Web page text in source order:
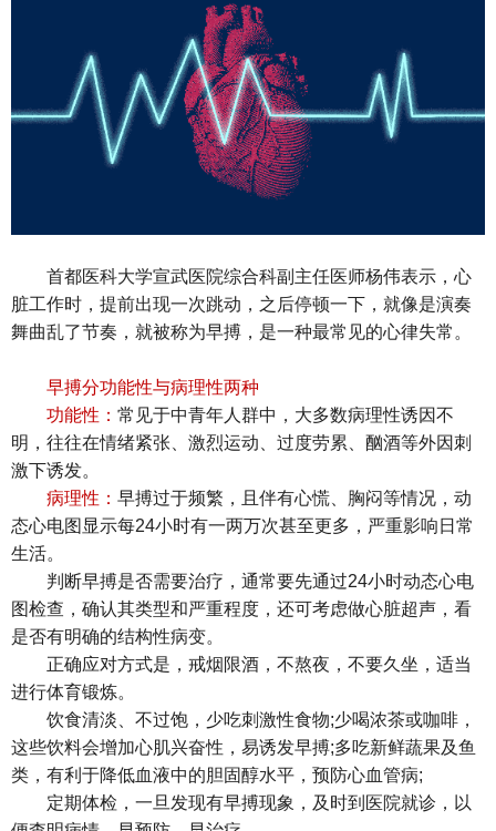
首都医科大学宣武医院综合科副主任医师杨伟表示，心
脏工作时，提前出现一次跳动，之后停顿一下，就像是演奏
舞曲乱了节奏，就被称为早搏，是一种最常见的心律失常。
早搏分功能性与病理性两种
功能性： 常见于中青年人群中，大多数病理性诱因不
明，往往在情绪紧张、激烈运动、过度劳累、酗酒等外因刺
激下诱发。
病理性： 早搏过于频繁，且伴有心慌、胸闷等情况，动
态心电图显示每24小时有一两万次甚至更多，严重影响日常
生活。
判断早搏是否需要治疗，通常要先通过24小时动态心电
图检查，确认其类型和严重程度，还可考虑做心脏超声，看
是否有明确的结构性病变。
正确应对方式是，戒烟限酒，不熬夜，不要久坐，适当
进行体育锻炼。
饮食清淡、不过饱，少吃刺激性食物;少喝浓茶或咖啡，
这些饮料会增加心肌兴奋性，易诱发早搏;多吃新鲜蔬果及鱼
类，有利于降低血液中的胆固醇水平，预防心血管病;
定期体检，一旦发现有早搏现象，及时到医院就诊，以